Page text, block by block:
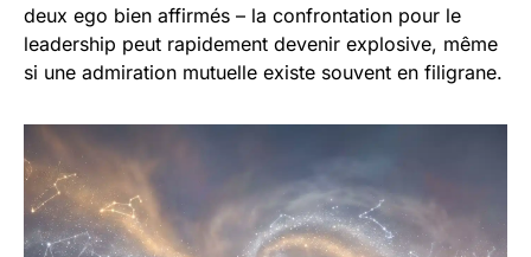
deux ego bien affirmés – la confrontation pour le
leadership peut rapidement devenir explosive, même
si une admiration mutuelle existe souvent en filigrane.